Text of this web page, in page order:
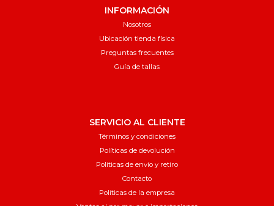
INFORMACIÓN
Nosotros
Ubicación tienda física
Preguntas frecuentes
Guía de tallas
SERVICIO AL CLIENTE
Términos y condiciones
Políticas de devolución
Políticas de envío y retiro
Contacto
Políticas de la empresa